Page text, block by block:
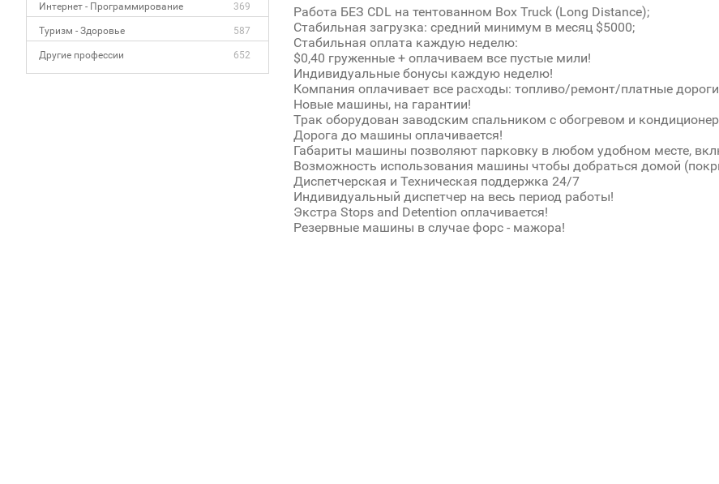
Интернет - Программирование 369
Туризм - Здоровье 587
Другие профессии 652
Работа БЕЗ CDL на тентованном Box Truck (Long Distance);
Стабильная загрузка: средний минимум в месяц $5000;
Стабильная оплата каждую неделю:
$0,40 груженные + оплачиваем все пустые мили!
Индивидуальные бонусы каждую неделю!
Компания оплачивает все расходы: топливо/ремонт/платные
Новые машины, на гарантии!
Трак оборудован заводским спальником с обогревом и
Дорога до машины оплачивается!
Габариты машины позволяют парковку в любом удобном месте,
Возможность использования машины чтобы добраться домой
Диспетчерская и Техническая поддержка 24/7
Индивидуальный диспетчер на весь период работы!
Экстра Stops and Detention оплачивается!
Резервные машины в случае форс - мажора!